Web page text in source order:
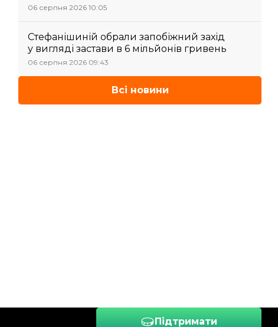
06 серпня 2026 10:05
Стефанішиній обрали запобіжний захід
у вигляді застави в 6 мільйонів гривень
06 серпня 2026 09:43
Всі новини
Підтримати